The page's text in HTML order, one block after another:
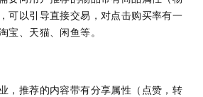
可以引导直接交易，对点击购买率有一
宝、天猫、闲鱼等。
，推荐的内容带有分享属性（点赞，转